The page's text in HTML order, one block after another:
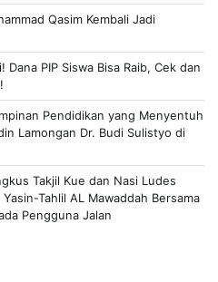
Qasim Kembali Jadi
Dana PIP Siswa Bisa Raib, Cek dan
Pendidikan yang Menyentuh
Lamongan Dr. Budi Sulistyo di
Takjil Kue dan Nasi Ludes
Tahlil AL Mawaddah Bersama
Pengguna Jalan